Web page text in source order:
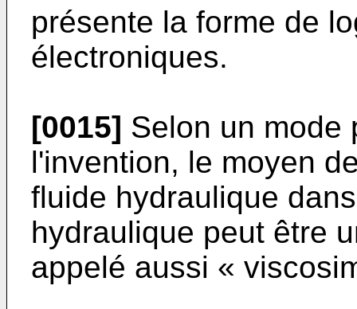
présente la forme de
électroniques.
[0015] Selon un mode
l'invention, le moyen
fluide hydraulique
hydraulique peut être
appelé aussi «